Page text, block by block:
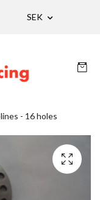
SEK
- 16 holes